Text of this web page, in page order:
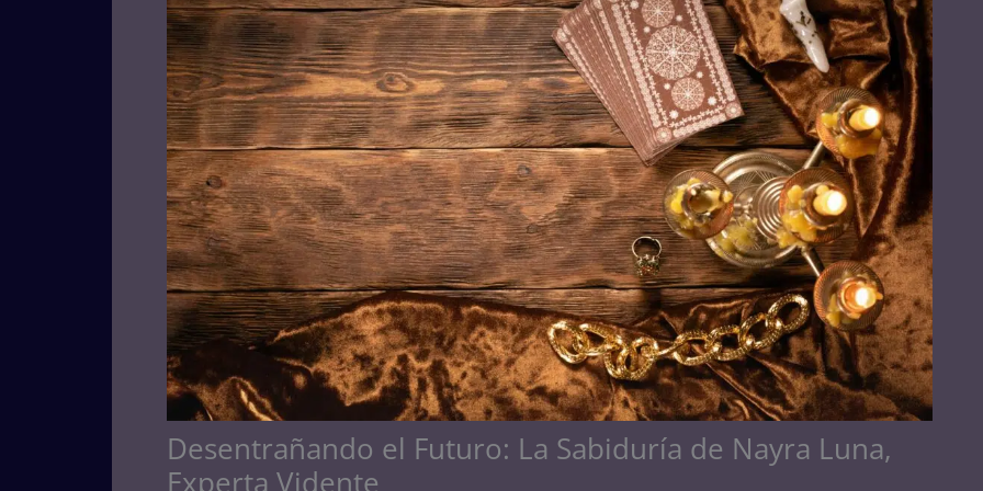
Desentrañando el Futuro: La Sabiduría de Nayra Luna,
Experta Vidente